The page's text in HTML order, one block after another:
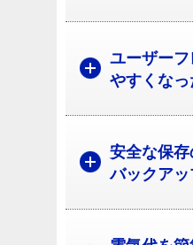
ユーザー
やすくな
安全な保
バックア